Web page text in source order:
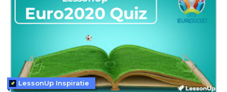
LessonUp Inspiratie